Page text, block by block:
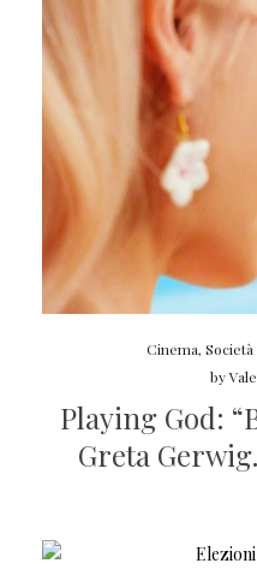
Cinema,Società
by
Playing God:
Greta